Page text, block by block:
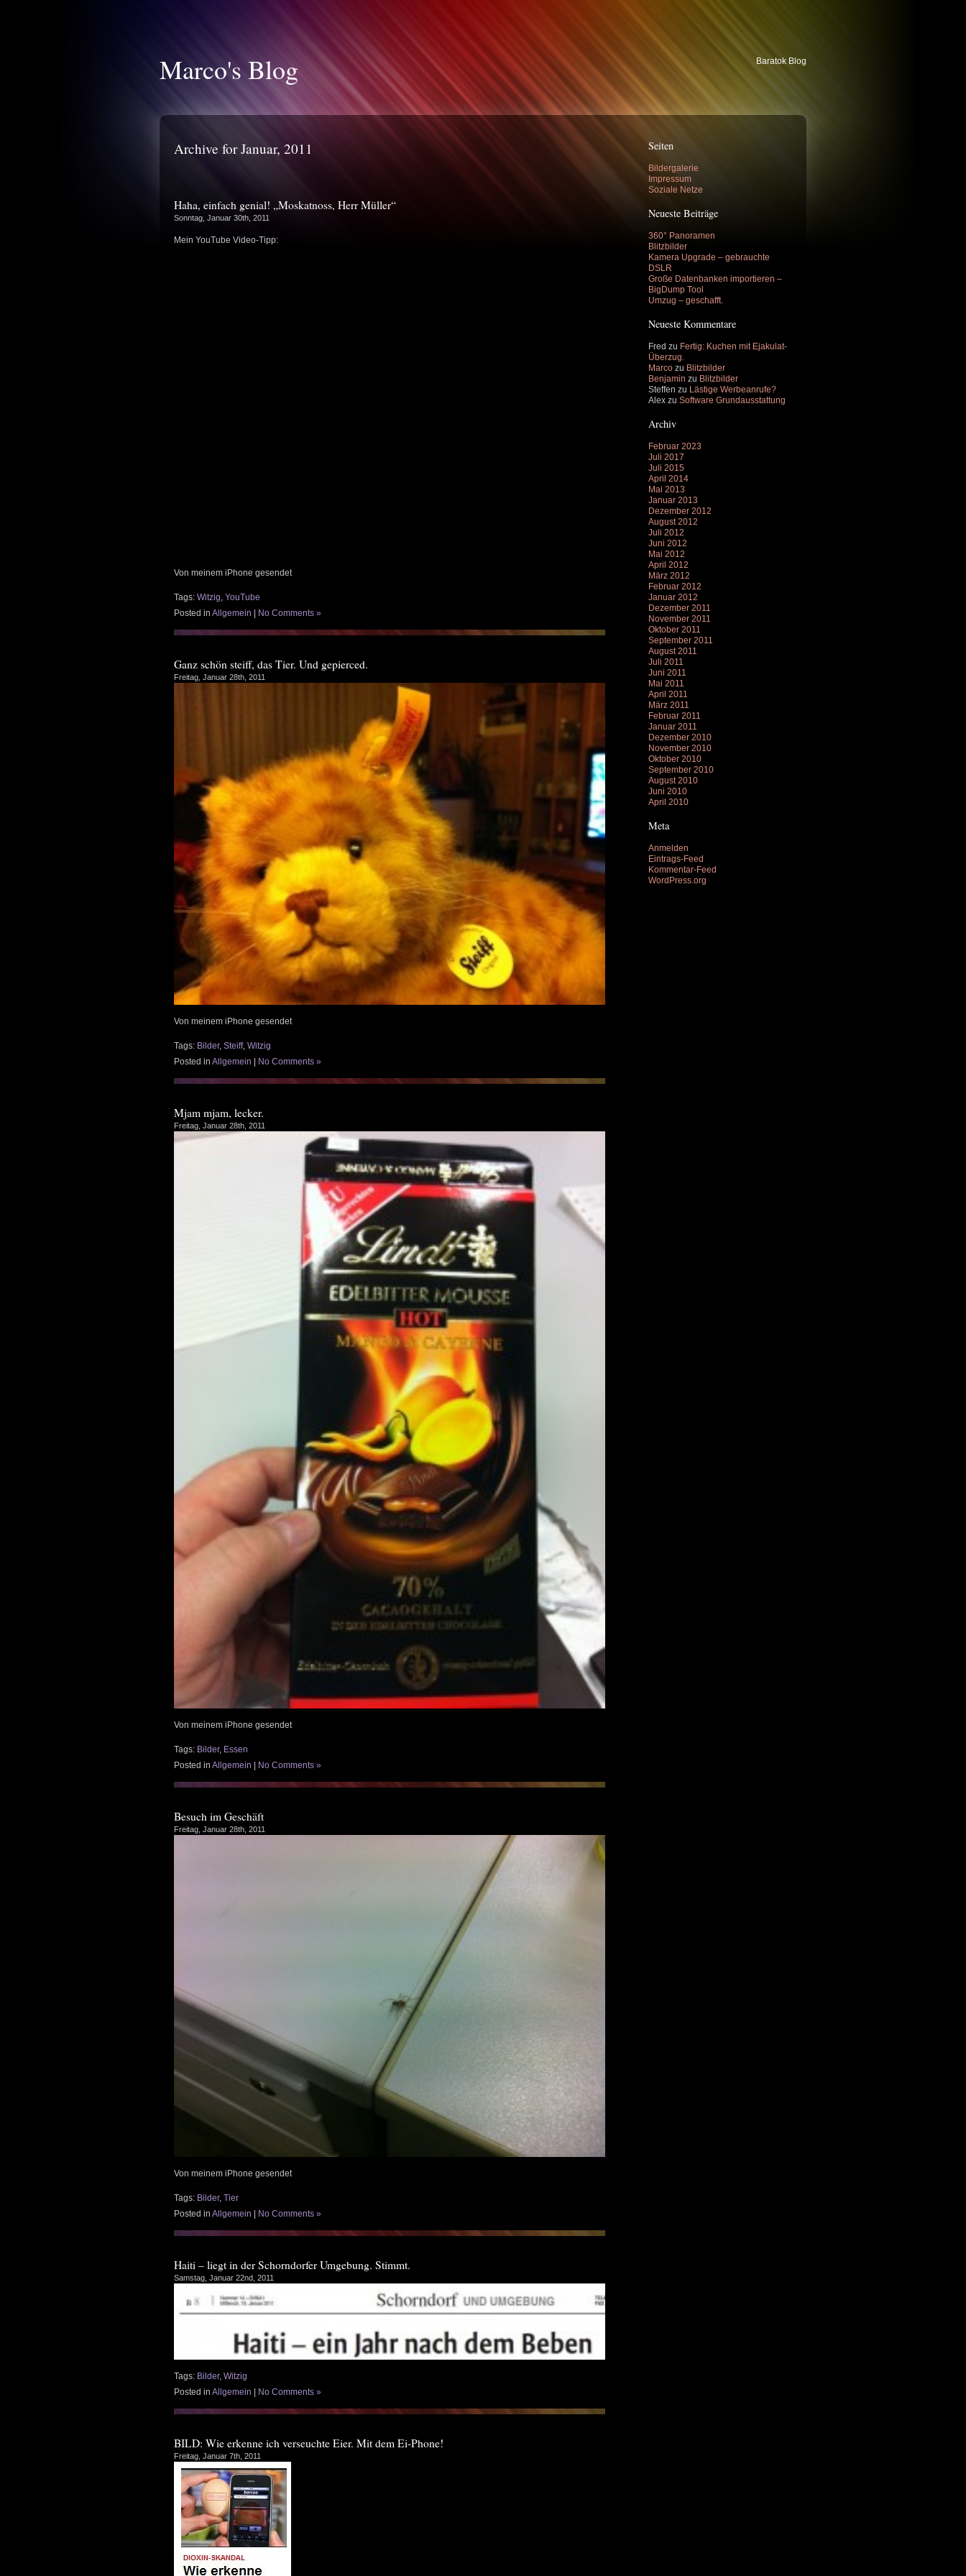
Marco's Blog Baratok Blog
Archive for Januar, 2011
Haha, einfach genial! „Moskatnoss, Herr Müller“
Sonntag, Januar 30th, 2011
Mein YouTube Video-Tipp:
Von meinem iPhone gesendet
Tags: Witzig, YouTube
Posted in Allgemein | No Comments »
Ganz schön steiff, das Tier. Und gepierced.
Freitag, Januar 28th, 2011
Von meinem iPhone gesendet
Tags: Bilder, Steiff, Witzig
Posted in Allgemein | No Comments »
Mjam mjam, lecker.
Freitag, Januar 28th, 2011
Von meinem iPhone gesendet
Tags: Bilder, Essen
Posted in Allgemein | No Comments »
Besuch im Geschäft
Freitag, Januar 28th, 2011
Von meinem iPhone gesendet
Tags: Bilder, Tier
Posted in Allgemein | No Comments »
Haiti – liegt in der Schorndorfer Umgebung. Stimmt.
Samstag, Januar 22nd, 2011
Tags: Bilder, Witzig
Posted in Allgemein | No Comments »
BILD: Wie erkenne ich verseuchte Eier. Mit dem Ei-Phone!
Freitag, Januar 7th, 2011
Seiten
Bildergalerie
Impressum
Soziale Netze
Neueste Beiträge
360° Panoramen
Blitzbilder
Kamera Upgrade – gebrauchte
DSLR
Große Datenbanken importieren –
BigDump Tool
Umzug – geschafft.
Neueste Kommentare
Fred zu Fertig: Kuchen mit Ejakulat-
Überzug.
Marco zu Blitzbilder
Benjamin zu Blitzbilder
Steffen zu Lästige Werbeanrufe?
Alex zu Software Grundausstattung
Archiv
Februar 2023
Juli 2017
Juli 2015
April 2014
Mai 2013
Januar 2013
Dezember 2012
August 2012
Juli 2012
Juni 2012
Mai 2012
April 2012
März 2012
Februar 2012
Januar 2012
Dezember 2011
November 2011
Oktober 2011
September 2011
August 2011
Juli 2011
Juni 2011
Mai 2011
April 2011
März 2011
Februar 2011
Januar 2011
Dezember 2010
November 2010
Oktober 2010
September 2010
August 2010
Juni 2010
April 2010
Meta
Anmelden
Eintrags-Feed
Kommentar-Feed
WordPress.org